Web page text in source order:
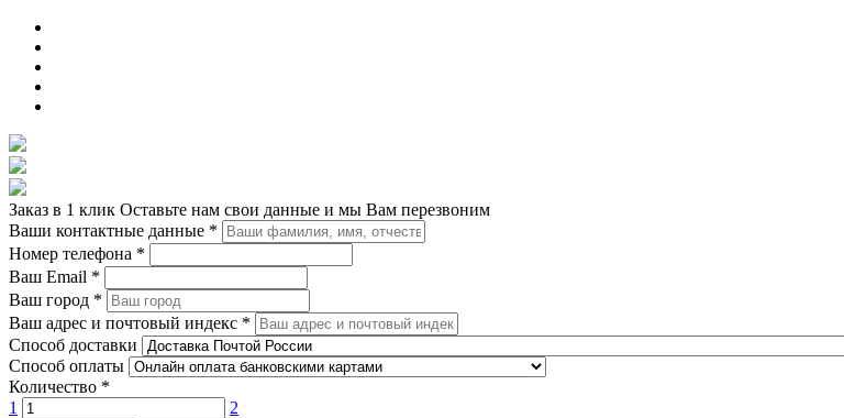
Заказ в 1 клик Оставьте нам свои данные и мы Вам перезвоним
Ваши контактные данные *
Номер телефона *
Ваш Email *
Ваш город *
Ваш адрес и почтовый индекс *
Способ доставки
Способ оплаты
Количество *
1
2